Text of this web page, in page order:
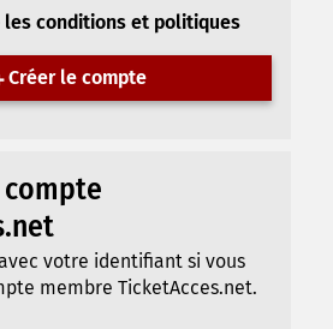
les conditions et politiques
Créer le compte
votre identifiant si vous
membre TicketAcces.net.